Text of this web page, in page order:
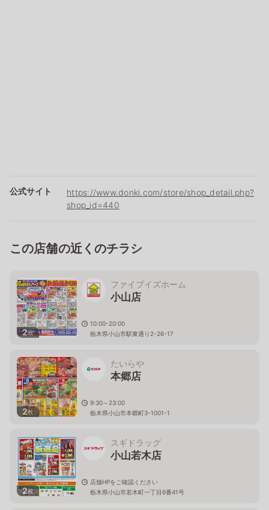
公式サイト
https://www.donki.com/store/shop_detail.php?
shop_id=440
この店舗の近くのチラシ
2枚
ファイブイズホーム
小山店
10:00-20:00
栃木県小山市駅東通り2-26-17
2枚
たいらや
本郷店
9:30～23:00
栃木県小山市本郷町3-1001-1
2枚
スギドラッグ
小山若木店
店舗HPをご確認ください
栃木県小山市若木町一丁目6番41号